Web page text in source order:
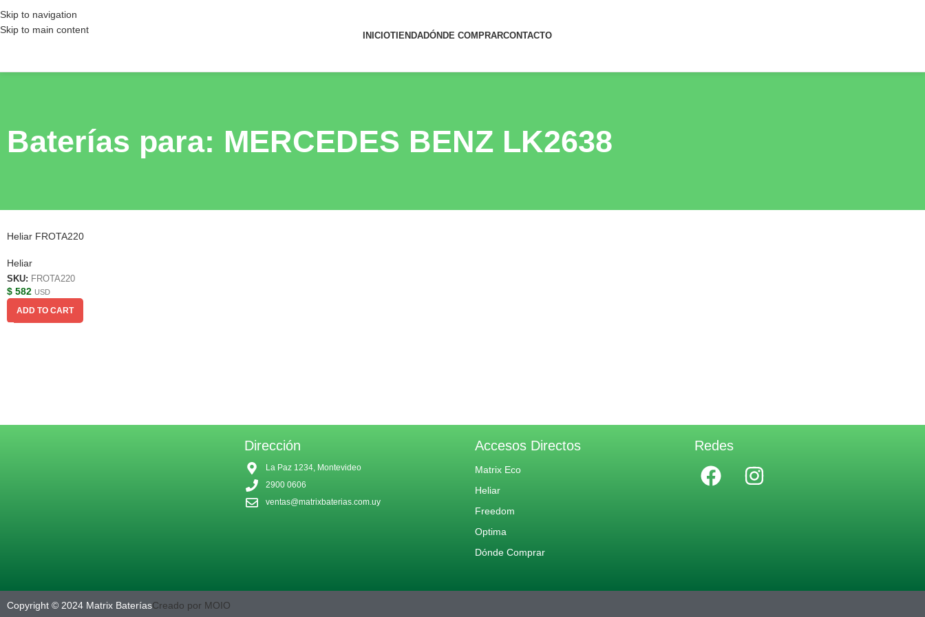
Skip to navigation
Skip to main content
INICIOTIENDADÓNDE COMPRARCONTACTO
Baterías para: MERCEDES BENZ LK2638
Heliar FROTA220
Heliar
SKU: FROTA220
$ 582 USD
ADD TO CART
Dirección
La Paz 1234, Montevideo
2900 0606
ventas@matrixbaterias.com.uy
Accesos Directos
Matrix Eco
Heliar
Freedom
Optima
Dónde Comprar
Redes
Copyright © 2024 Matrix BateríasCreado por MOIO